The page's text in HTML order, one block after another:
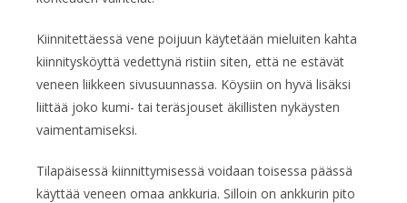
Kiinnitettäessä vene poijuun käytetään mieluiten kahta
kiinnitysköyttä vedettynä ristiin siten, että ne estävät
veneen liikkeen sivusuunnassa. Köysiin on hyvä lisäksi
liittää joko kumi- tai teräsjouset äkillisten nykäysten
vaimentamiseksi.
Tilapäisessä kiinnittymisessä voidaan toisessa päässä
käyttää veneen omaa ankkuria. Silloin on ankkurin pito